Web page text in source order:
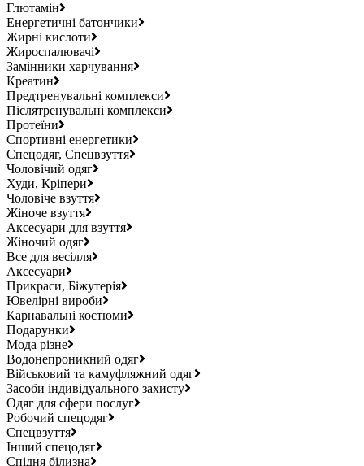
Глютамін
Енергетичні батончики
Жирні кислоти
Жироспалювачі
Замінники харчування
Креатин
Предтренувальні комплекси
Післятренувальні комплекси
Протеїни
Спортивні енергетики
Спецодяг, Спецвзуття
Чоловічий одяг
Худи, Кріпери
Чоловіче взуття
Жіноче взуття
Аксесуари для взуття
Жіночий одяг
Все для весілля
Аксесуари
Прикраси, Біжутерія
Ювелірні вироби
Карнавальні костюми
Подарунки
Мода різне
Водонепроникний одяг
Військовий та камуфляжний одяг
Засоби індивідуального захисту
Одяг для сфери послуг
Робочий спецодяг
Спецвзуття
Інший спецодяг
Спідня білизна